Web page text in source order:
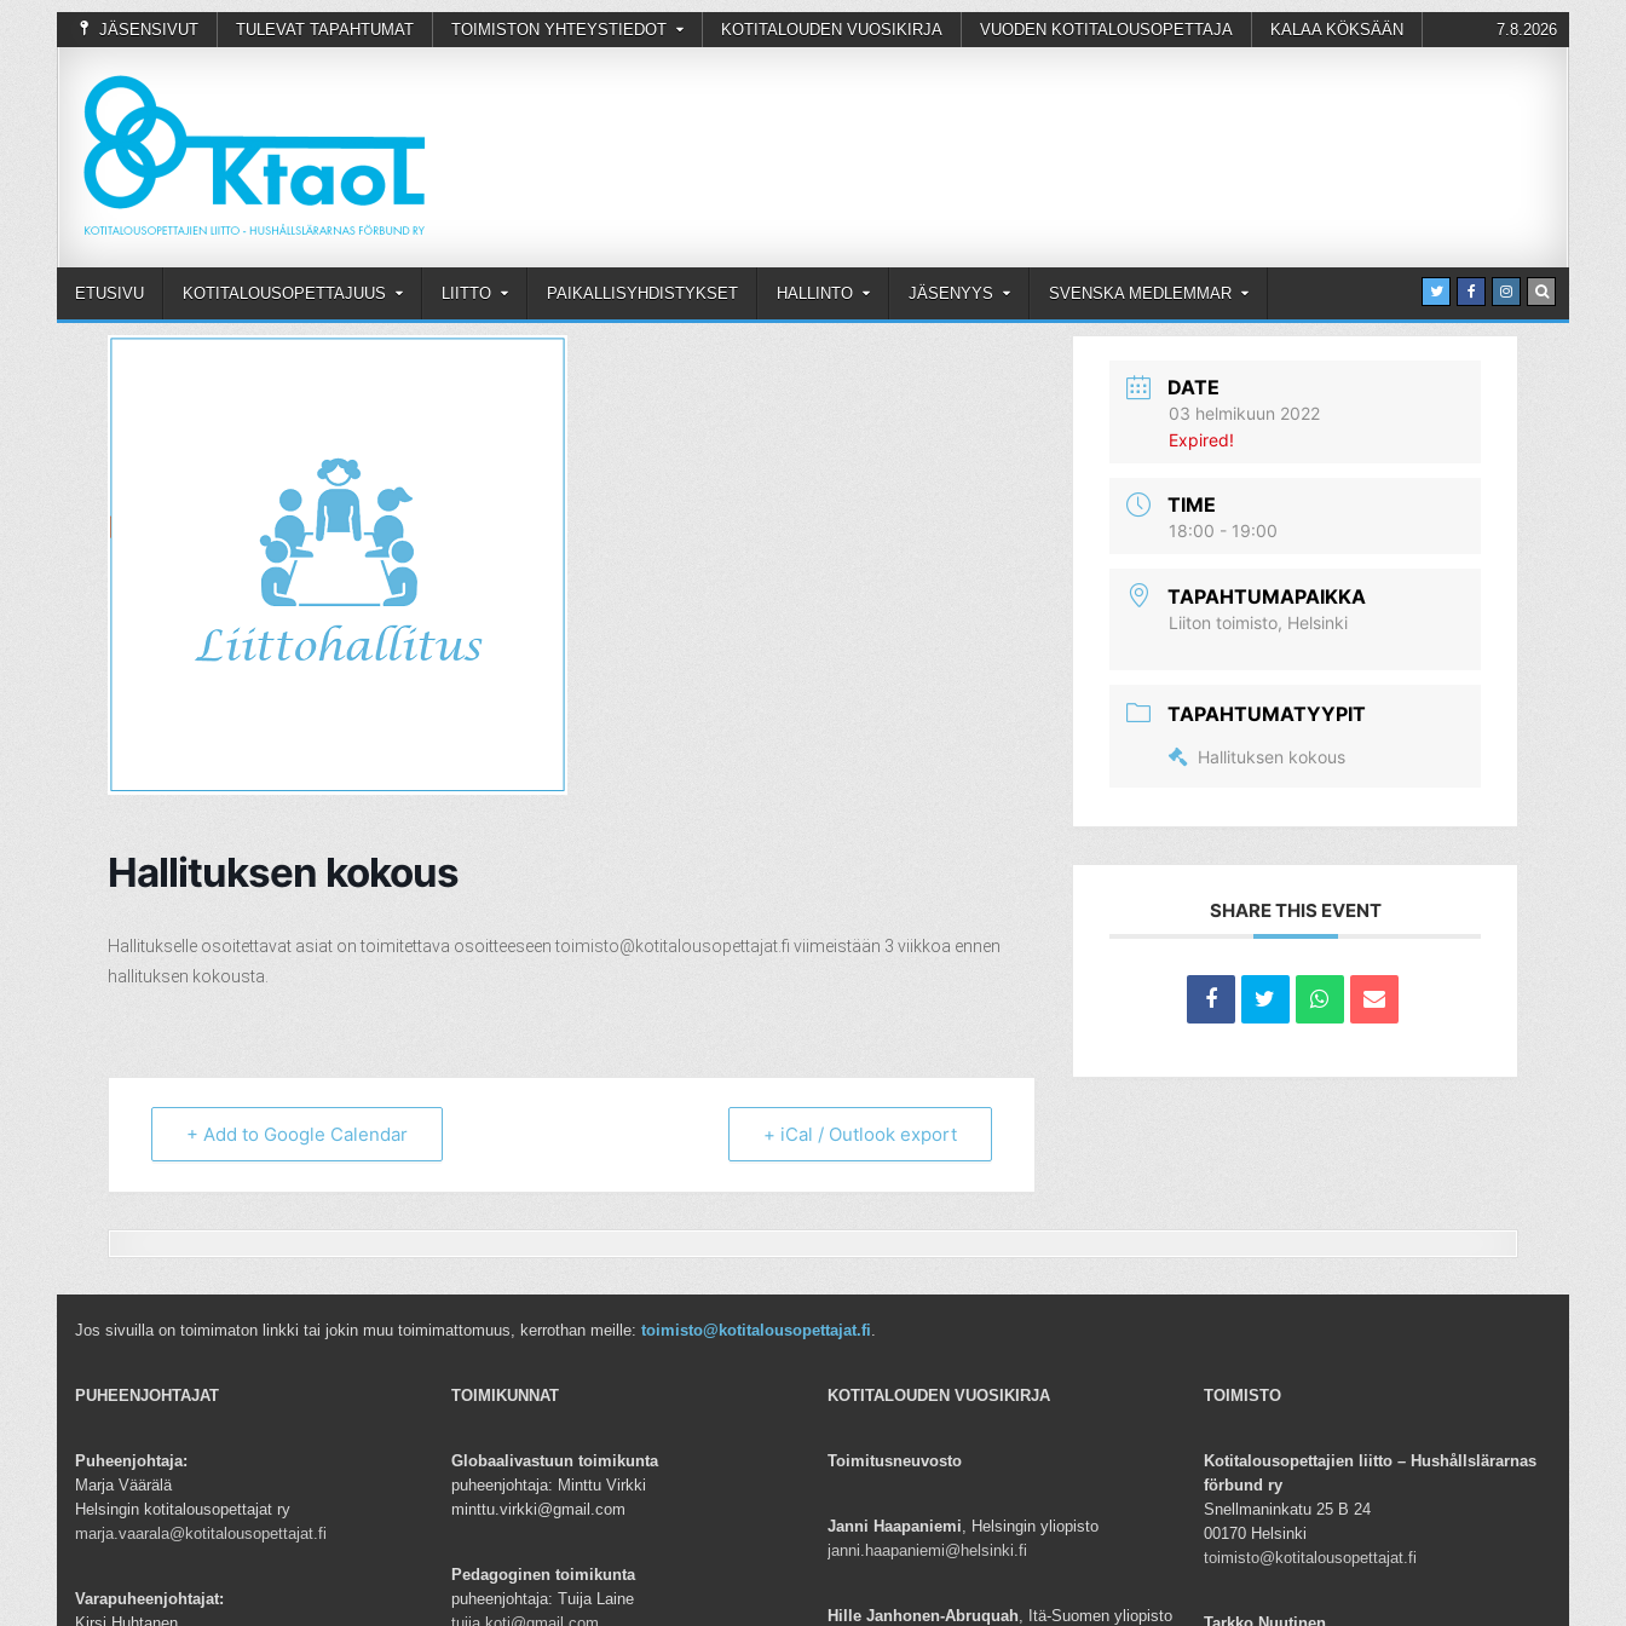
JÄSENSIVUT TULEVAT TAPAHTUMAT TOIMISTON YHTEYSTIEDOT KOTITALOUDEN VUOSIKIRJA VUODEN KOTITALOUSOPETTAJA KALAA KÖKSÄÄN 7.8.2026
ETUSIVU KOTITALOUSOPETTAJUUS LIITTO PAIKALLISYHDISTYKSET HALLINTO JÄSENYYS SVENSKA MEDLEMMAR
Hallituksen kokous
Hallitukselle osoitettavat asiat on toimitettava osoitteeseentoimisto@kotitalousopettajat.fi viimeistään 3 viikkoa ennen
hallituksen kokousta.
+ Add to Google Calendar + iCal / Outlook export
DATE
03 helmikuun 2022
Expired!
TIME
18:00 - 19:00
TAPAHTUMAPAIKKA
Liiton toimisto, Helsinki
TAPAHTUMATYYPIT
Hallituksen kokous
SHARE THIS EVENT
Jos sivuilla on toimimaton linkki tai jokin muu toimimattomuus, kerrothan meille: toimisto@kotitalousopettajat.fi.
PUHEENJOHTAJAT
Puheenjohtaja:
Marja Väärälä
Helsingin kotitalousopettajat ry
marja.vaarala@kotitalousopettajat.fi
Varapuheenjohtajat:
TOIMIKUNNAT
Globaalivastuun toimikunta
puheenjohtaja: Minttu Virkki
minttu.virkki@gmail.com
Pedagoginen toimikunta
puheenjohtaja: Tuija Laine
KOTITALOUDEN VUOSIKIRJA
Toimitusneuvosto
Janni Haapaniemi, Helsingin yliopisto
janni.haapaniemi@helsinki.fi
Hille Janhonen-Abruquah, Itä-Suomen yliopisto
TOIMISTO
Kotitalousopettajien liitto – Hushållslärarnas
förbund ry
Snellmaninkatu 25 B 24
00170 Helsinki
toimisto@kotitalousopettajat.fi